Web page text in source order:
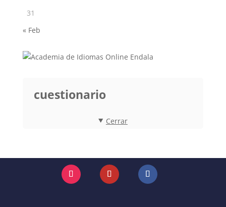
31
« Feb
cuestionario
Cerrar
Instagram YouTube Facebook